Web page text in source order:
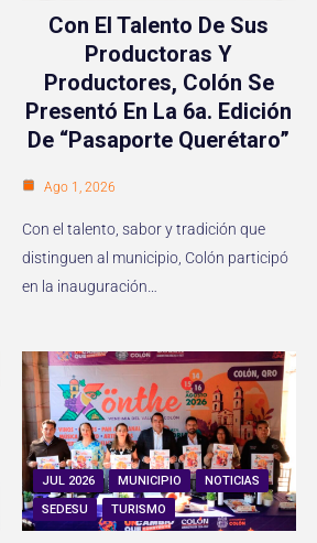
Con El Talento De Sus
Productoras Y
Productores, Colón Se
Presentó En La 6a. Edición
De “Pasaporte Querétaro”
Ago 1, 2026
Con el talento, sabor y tradición que
distinguen al municipio, Colón participó
en la inauguración…
JUL 2026 MUNICIPIO
NOTICIAS
SEDESU
TURISMO